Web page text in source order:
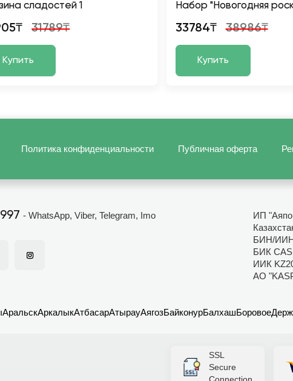
сладостей 1
31789₸
Купить
Набор "Новогодняя
33784₸ 38986₸
Купить
Политика конфиденциальности Публичная оферта
- WhatsApp, Viber, Telegram, Imo
ИП
БИН/
БИК
ИИК
АО
АральскАркалыкАтбасарАтырауАягозБайконурБалхашБоровое
SSL
Secure